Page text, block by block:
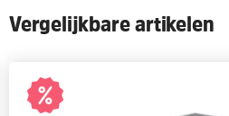
Vergelijkbare artikelen